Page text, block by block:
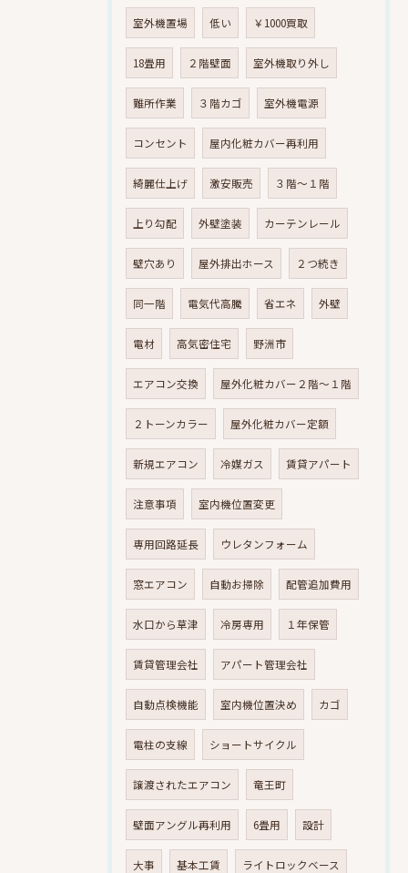
室外機置場 低い ￥1000買取
18畳用 ２階壁面 室外機取り外し
難所作業 ３階カゴ 室外機電源
コンセント 屋内化粧カバー再利用
綺麗仕上げ 激安販売 ３階～１階
上り勾配 外壁塗装 カーテンレール
壁穴あり 屋外排出ホース ２つ続き
同一階 電気代高騰 省エネ 外壁
電材 高気密住宅 野洲市
エアコン交換 屋外化粧カバー２階～１階
２トーンカラー 屋外化粧カバー定額
新規エアコン 冷媒ガス 賃貸アパート
注意事項 室内機位置変更
専用回路延長 ウレタンフォーム
窓エアコン 自動お掃除 配管追加費用
水口から草津 冷房専用 １年保管
賃貸管理会社 アパート管理会社
自動点検機能 室内機位置決め カゴ
電柱の支線 ショートサイクル
譲渡されたエアコン 竜王町
壁面アングル再利用 6畳用 設計
大事 基本工賃 ライトロックベース